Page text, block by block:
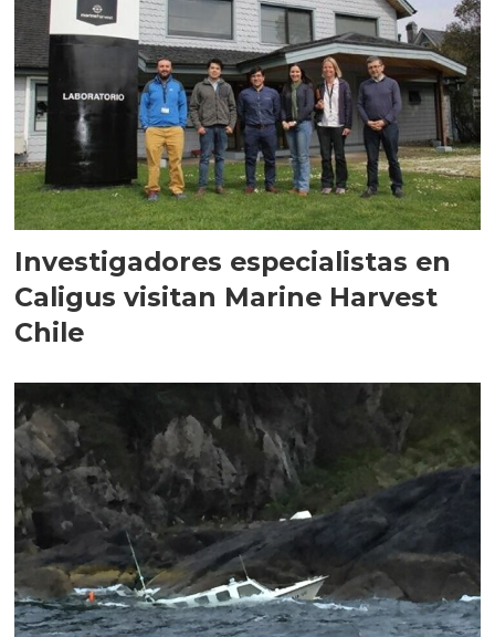
Investigadores especialistas en
Caligus visitan Marine Harvest
Chile